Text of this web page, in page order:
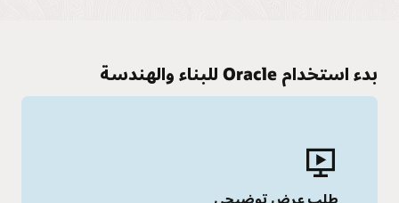
بدء استخدام Oracle للبناء والهندسة
طلب عرض توضيحي